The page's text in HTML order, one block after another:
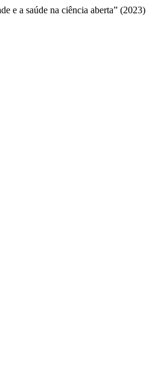
e a saúde na ciência aberta” (2023)